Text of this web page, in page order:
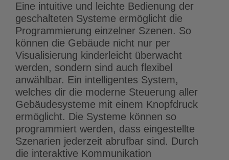
Eine intuitive und leichte Bedienung der
geschalteten Systeme ermöglicht die
Programmierung einzelner Szenen. So
können die Gebäude nicht nur per
Visualisierung kinderleicht überwacht
werden, sondern sind auch flexibel
anwählbar. Ein intelligentes System,
welches dir die moderne Steuerung aller
Gebäudesysteme mit einem Knopfdruck
ermöglicht. Die Systeme können so
programmiert werden, dass eingestellte
Szenarien jederzeit abrufbar sind. Durch
die interaktive Kommunikation